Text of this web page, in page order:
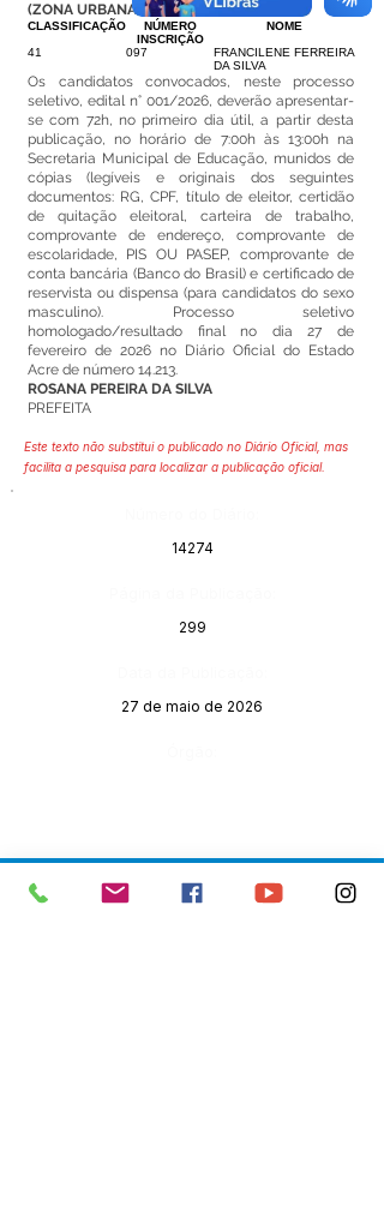
(ZONA URBANA)
CLASSIFICAÇÃO
NÚMERO
INSCRIÇÃO
NOME
41
097
FRANCILENE FERREIRA
DA SILVA
Os candidatos convocados, neste processo
seletivo, edital n° 001/2026, deverão apresentar-
se com 72h, no primeiro dia útil, a partir desta
publicação, no horário de 7:00h às 13:00h na
Secretaria Municipal de Educação, munidos de
cópias (legíveis e originais dos seguintes
documentos: RG, CPF, título de eleitor, certidão
de quitação eleitoral, carteira de trabalho,
comprovante de endereço, comprovante de
escolaridade, PIS OU PASEP, comprovante de
conta bancária (Banco do Brasil) e certificado de
reservista ou dispensa (para candidatos do sexo
masculino). Processo seletivo
homologado/resultado final no dia 27 de
fevereiro de 2026 no Diário Oficial do Estado
Acre de número 14.213.
ROSANA PEREIRA DA SILVA
PREFEITA
Este texto não substitui o publicado no Diário Oficial, mas
facilita a pesquisa para localizar a publicação oficial.
14274
299
27 de maio de 2026